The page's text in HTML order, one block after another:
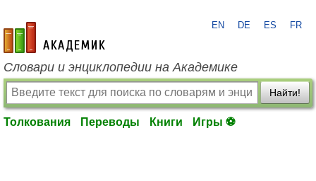
academic.ru
EN DE ES FR
Словари и энциклопедии на Академике
Найти!
Толкования Переводы Книги Игры ⚽